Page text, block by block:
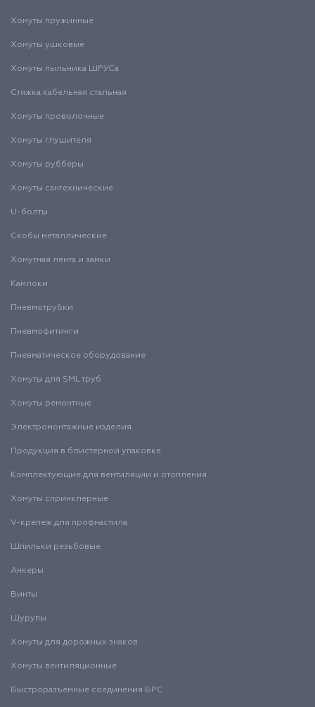
Хомуты пружинные
Хомуты ушковые
Хомуты пыльника ШРУСа
Стяжка кабельная стальная
Хомуты проволочные
Хомуты глушителя
Хомуты рубберы
Хомуты сантехнические
U-болты
Скобы металлические
Хомутная лента и замки
Камлоки
Пневмотрубки
Пневмофитинги
Пневматическое оборудование
Хомуты для SML труб
Хомуты ремонтные
Электромонтажные изделия
Продукция в блистерной упаковке
Комплектующие для вентиляции и отопления
Хомуты спринклерные
V-крепеж для профнастила
Шпильки резьбовые
Анкеры
Винты
Шурупы
Хомуты для дорожных знаков
Хомуты вентиляционные
Быстроразъемные соединения БРС